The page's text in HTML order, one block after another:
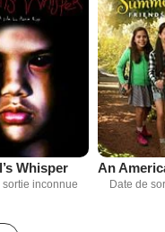
Whisper
sortie inconnue Date de